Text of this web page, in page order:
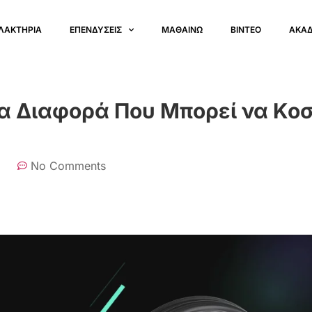
ΕΠΕΝΔΥΣΕΙΣ ΜΑΘΑΙΝΩ ΒΙΝΤΕΟ
Διαφορά Που Μπορεί να
No Comments